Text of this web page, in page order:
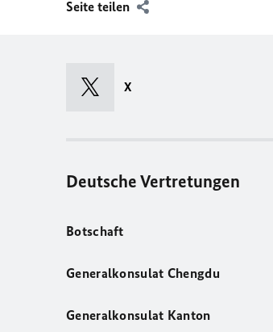
Seite teilen
X
Deutsche Vertretungen
Botschaft
Generalkonsulat Chengdu
Generalkonsulat Kanton